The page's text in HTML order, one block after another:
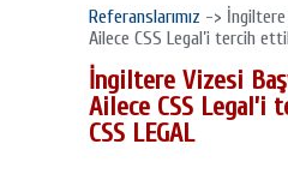
Referanslarımız -> İngiltere
Ailece CSS Legal’i tercih
İngiltere Vizesi
Ailece CSS
CSS LEGAL